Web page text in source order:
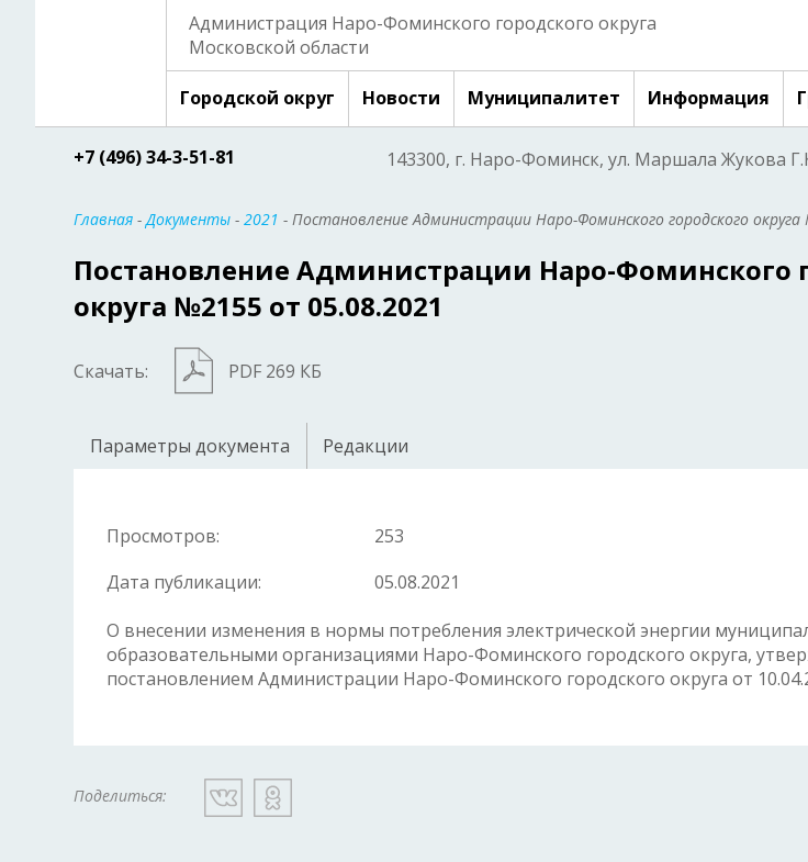
Администрация Наро-Фоминского городского округа
Московской области
Городской округ Новости Муниципалитет Информация
+7 (496) 34-3-51-81 143300, г. Наро-Фоминск, ул. Маршала Жукова
Главная -Документы - 2021 - Постановление Администрации Наро-Фоминского городского
Постановление Администрации Наро-Фоминского
округа №2155 от 05.08.2021
Скачать: PDF 269 КБ
Параметры документа Редакции
Просмотров:
253
Дата публикации:
05.08.2021
О внесении изменения в нормы потребления электрической энергии
образовательными организациями Наро-Фоминского городского округа,
постановлением Администрации Наро-Фоминского городского округа от
Поделиться: